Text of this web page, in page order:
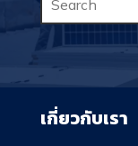
เกี่ยวกับเรา